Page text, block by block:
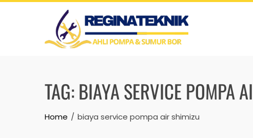
Skip
TAG:BIAYA SERVICE POMPA
Home biaya service pompa air shimizu